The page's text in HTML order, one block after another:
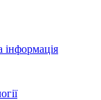
інформація